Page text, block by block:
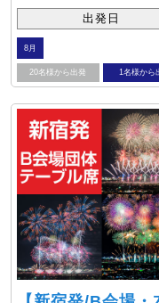
出発日
8月
20名様から出発 1名様から